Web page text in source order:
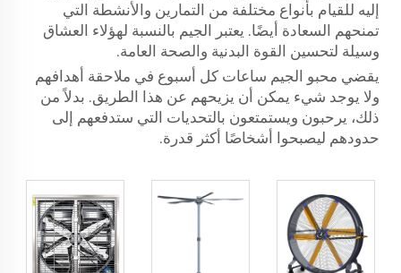
إليه للقيام بأنواع مختلفة من التمارين والأنشطة التي
تمنحهم السعادة أيضًا. يعتبر الجيم بالنسبة لهؤلاء العشاق
وسيلة لتحسين القوة البدنية والصحة العامة.
يقضي محبو الجيم ساعات كل أسبوع في ملاحقة أهدافهم
ولا يوجد شيء يمكن أن يزيحهم عن هذا الطريق. بدلاً من
ذلك، يرحبون ويستمتعون بالتحديات التي ستدفعهم إلى
حدودهم ليصبحوا أشخاصًا أكثر قدرة.